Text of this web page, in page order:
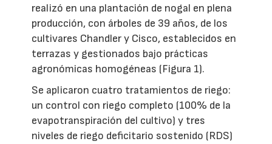
realizó en una plantación de nogal en plena
producción, con árboles de 39 años, de los
cultivares Chandler y Cisco, establecidos en
terrazas y gestionados bajo prácticas
agronómicas homogéneas (Figura 1).
Se aplicaron cuatro tratamientos de riego:
un control con riego completo (100% de la
evapotranspiración del cultivo) y tres
niveles de riego deficitario sostenido (RDS)